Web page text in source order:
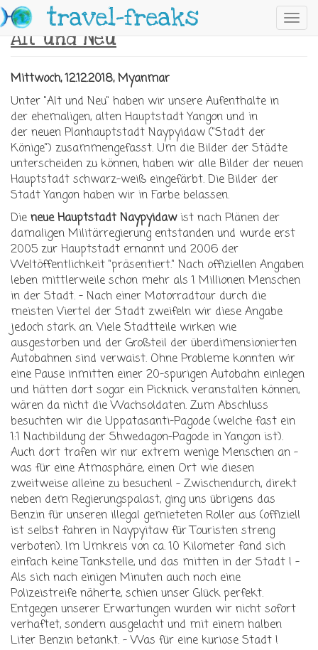
Skip to main contenttravel-freaks
Alt und Neu
Mittwoch, 12.12.2018, Myanmar
Unter "Alt und Neu" haben wir unsere Aufenthalte in
der ehemaligen, alten Hauptstadt Yangon und in
der neuen Planhauptstadt Naypyidaw ("Stadt der
Könige") zusammengefasst. Um die Bilder der Städte
unterscheiden zu können, haben wir alle Bilder der neuen
Hauptstadt schwarz-weiß eingefärbt. Die Bilder der
Stadt Yangon haben wir in Farbe belassen.
Die neue Hauptstadt Naypyidawist nach Plänen der
damaligen Militärregierung entstanden und wurde erst
2005 zur Hauptstadt ernannt und 2006 der
Weltöffentlichkeit "präsentiert." Nach offiziellen Angaben
leben mittlerweile schon mehr als 1 Millionen Menschen
in der Stadt. - Nach einer Motorradtour durch die
meisten Viertel der Stadt zweifeln wir diese Angabe
jedoch stark an. Viele Stadtteile wirken wie
ausgestorben und der Großteil der überdimensionierten
Autobahnen sind verwaist. Ohne Probleme konnten wir
eine Pause inmitten einer 20-spurigen Autobahn einlegen
und hätten dort sogar ein Picknick veranstalten können,
wären da nicht die Wachsoldaten. Zum Abschluss
besuchten wir die Uppatasanti-Pagode (welche fast ein
1:1 Nachbildung der Shwedagon-Pagode in Yangon ist).
Auch dort trafen wir nur extrem wenige Menschen an -
was für eine Atmosphäre, einen Ort wie diesen
zweitweise alleine zu besuchen! - Zwischendurch, direkt
neben dem Regierungspalast, ging uns übrigens das
Benzin für unseren illegal gemieteten Roller aus (offiziell
ist selbst fahren in Naypyitaw für Touristen streng
verboten). Im Umkreis von ca. 10 Kilometer fand sich
einfach keine Tankstelle, und das mitten in der Stadt ! -
Als sich nach einigen Minuten auch noch eine
Polizeistreife näherte, schien unser Glück perfekt.
Entgegen unserer Erwartungen wurden wir nicht sofort
verhaftet, sondern ausgelacht und mit einem halben
Liter Benzin betankt. - Was für eine kuriose Stadt !